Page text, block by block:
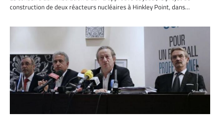
construction de deux réacteurs nucléaires à Hinkley Point, dans…